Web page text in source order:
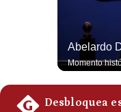
Privacidad
Cookies